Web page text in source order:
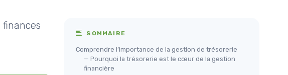
SOMMAIRE
Comprendre l’importance de la gestion de trésorerie
— Pourquoi la trésorerie est le cœur de la gestion
financière